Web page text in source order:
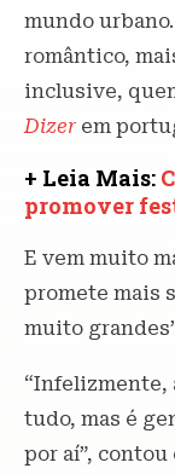
mundo
romântico,
inclusive,
Dizer em
+ Leia Mais:
promover
E vem muito
promete mais
muito
“Infelizmente,
tudo, mas é
por aí”,